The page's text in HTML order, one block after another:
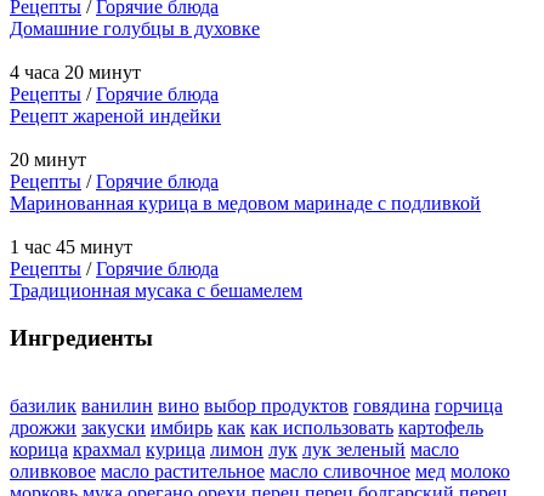
Рецепты /Горячие блюда
Домашние голубцы в духовке
4 часа 20 минут
Рецепты /Горячие блюда
Рецепт жареной индейки
20 минут
Рецепты /Горячие блюда
Маринованная курица в медовом маринаде с подливкой
1 час 45 минут
Рецепты /Горячие блюда
Традиционная мусака с бешамелем
Ингредиенты
базилик ванилин вино выбор продуктов говядина горчица
дрожжи закуски имбирь как как использовать картофель
корица крахмал курица лимон лук лук зеленый масло
оливковое масло растительное масло сливочное мед молоко